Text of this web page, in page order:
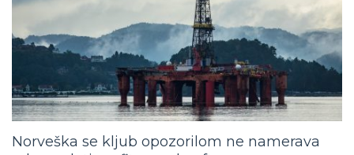
Norveška se kljub opozorilom ne namerava